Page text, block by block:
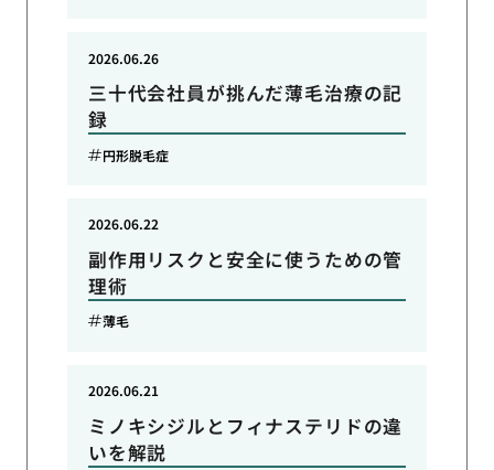
三十代会社員が挑んだ薄毛治療の記
録
2026.06.26
円形脱毛症
副作用リスクと安全に使うための管
理術
2026.06.22
薄毛
ミノキシジルとフィナステリドの違
いを解説
2026.06.21